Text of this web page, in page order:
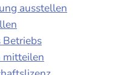
ausstellen
mitteilen